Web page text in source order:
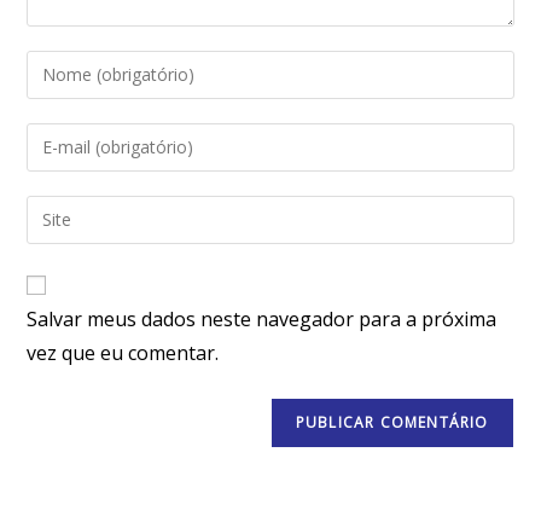
Salvar meus dados neste navegador para a próxima
vez que eu comentar.